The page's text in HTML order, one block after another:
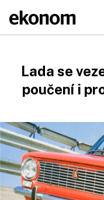
Lada se
poučení i